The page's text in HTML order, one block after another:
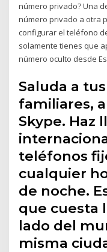
número privado? Una
número privado a otra
configurar el teléfono
solamente tienes que
número oculto desde
Saluda a
familiares,
Skype. Haz
teléfonos
cualquier
de noche.
que cuesta
lado del
misma